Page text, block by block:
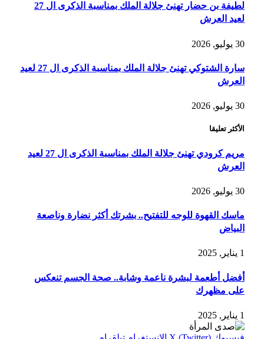
لطيفة بن حضار تهنئ جلالة الملك بمناسبة الذكرى ال 27
لعيد العرش
30 يوليو, 2026
سارة الشتوكي تهنئ جلالة الملك بمناسبة الذكرى ال 27 لعيد
العرش
30 يوليو, 2026
الأكثر تعليقا
مريم كرودي تهنئ جلالة الملك بمناسبة الذكرى ال 27 لعيد
العرش
30 يوليو, 2026
ماسك القهوة للوجه للتفتيح.. بشرتك أكثر نضارة وناصعة
البياض
1 يناير, 2025
أفضل أطعمة لبشرة ناعمة وشابة.. صحة الجسم تنعكس
على مظهرك
1 يناير, 2025